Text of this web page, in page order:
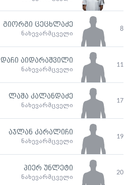
8
გიორგი ცეცხლაძე
ნახევარმცველი
11
დაჩი აიდარაშვილი
ნახევარმცველი
17
ლაშა კალანდაძე
ნახევარმცველი
19
აჯლან კარალიჩი
ნახევარმცველი
20
პიერ უნლეტი
ნახევარმცველი